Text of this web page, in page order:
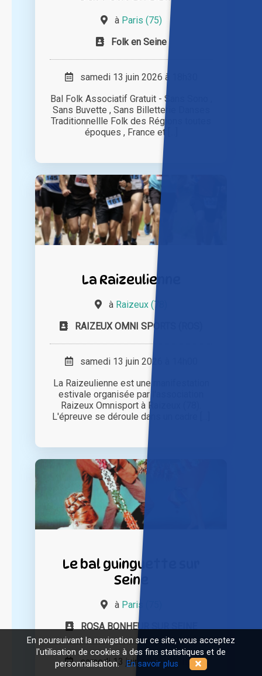
à Paris (75)
Folk en Seine
samedi 13 juin 2026 à 18h30
Bal Folk Associatif Gratuit - Sans Sono ,
Sans Buvette , Sans Billetterie Danses
Traditionnellle Folk des Régions toutes
époques , France et [...]
La Raizeulienne
à Raizeux (78)
RAIZEUX OMNI SPORTS (ROS)
samedi 13 juin 2026 à 14h00
La Raizeulienne est une manifestation
estivale organisée par l'association
Raizeux Omnisport à Raizeux (78).
L'épreuve se déroule dans un cadre [...]
Le bal guinguette sur
Seine
à Paris (75)
ROSA BONHEUR SUR SEINE
samedi 13 juin 2026 à 13h00
En poursuivant la navigation sur ce site, vous acceptez
l'utilisation de cookies à des fins statistiques et de
personnalisation.En savoir plus